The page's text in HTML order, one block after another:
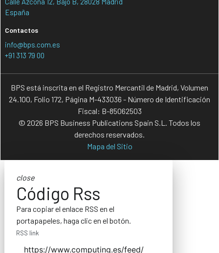
España
Contactos
info@bps.com.es
+91 313 79 00
BPS está inscrita en el Registro Mercantil de Madrid, Volumen
24.100, Folio 172, Página M-433036 - Número de Identificación
Fiscal: B-85062503
© 2026 BPS Business Publications Spain S.L. Todos los
derechos reservados.
Mapa del Sitio
close
Código Rss
Para copiar el enlace RSS en el
portapapeles, haga clic en el botón.
RSS link